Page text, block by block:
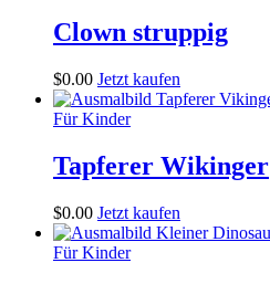
Clown struppig
$0.00 Jetzt kaufen
Für Kinder
Tapferer Wikinger
$0.00 Jetzt kaufen
Für Kinder